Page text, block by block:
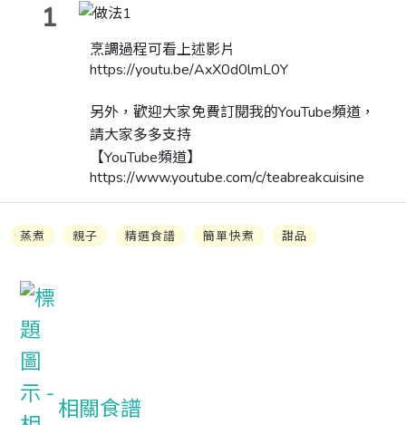
1
烹調過程可看上述影片
https://youtu.be/AxX0d0lmL0Y
另外，歡迎大家免費訂閱我的YouTube頻道，
請大家多多支持
【YouTube頻道】
https://www.youtube.com/c/teabreakcuisine
蒸煮 親子 精選食譜 簡單快煮 甜品
相關食譜